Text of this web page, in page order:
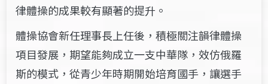
律體操的成果較有顯著的提升。
體操協會新任理事長上任後，積極關注韻律體操
項目發展，期望能夠成立一支中華隊，效仿俄羅
斯的模式，從青少年時期開始培育國手，讓選手